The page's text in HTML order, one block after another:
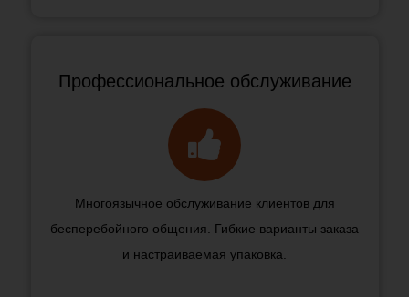
Профессиональное обслуживание
Многоязычное обслуживание клиентов для
бесперебойного общения. Гибкие варианты заказа
и настраиваемая упаковка.